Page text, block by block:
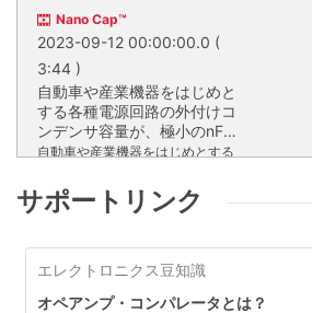
Nano Cap™
2023-09-12 00:00:00.0 (
3:44 )
自動車や産業機器をはじめと
する各種電源回路の外付けコ
ンデンサ容量が、極小のnF
オーダーでも安定制御できま
自動車や産業機器をはじめとする
容量が、極小のnFオーダーでも安
定制御できます。
ロームの革新的な
「NANO」電源技術
サポートリンク
エレクトロニクス豆知識
オペアンプ・コンパレータとは？